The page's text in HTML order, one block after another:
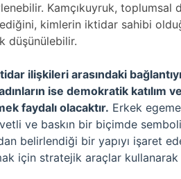
Kamçıkuyruk,
kimlerin iktidar sahibi
düşünülebilir.
ilişkileri arasındaki
ise demokratik
faydalı olacaktır. Erkek
ve baskın bir biçimde
belirlendiği bir yapıyı işaret
için stratejik araçlar